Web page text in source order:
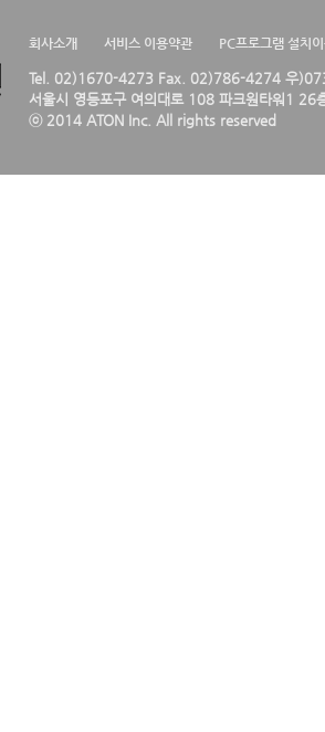
회사소개 서비스 이용약관 PC프로그램 설치
Tel. 02)1670-4273 Fax. 02)786-4274 우
서울시 영등포구 여의대로 108 파크원타워1 26
ⓒ 2014 ATON Inc. All rights reserved